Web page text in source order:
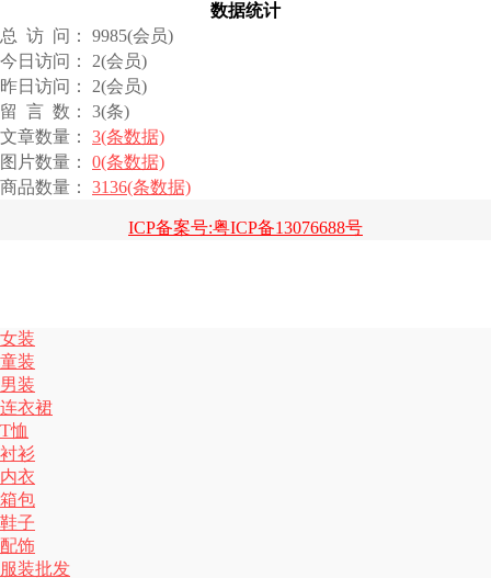
数据统计
总 访 问： 9985(会员)
今日访问： 2(会员)
昨日访问： 2(会员)
留 言 数： 3(条)
文章数量： 3(条数据)
图片数量： 0(条数据)
商品数量： 3136(条数据)
ICP备案号:粤ICP备13076688号
女装
童装
男装
连衣裙
T恤
衬衫
内衣
箱包
鞋子
配饰
服装批发